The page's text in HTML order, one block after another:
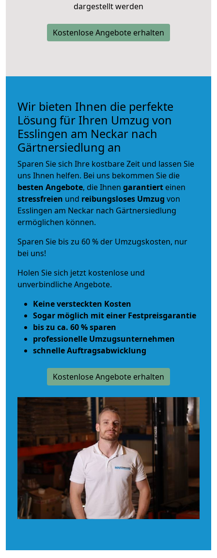
dargestellt werden
Kostenlose Angebote erhalten
Wir bieten Ihnen die perfekte
Lösung für Ihren Umzug von
Esslingen am Neckar nach
Gärtnersiedlung an
Sparen Sie sich Ihre kostbare Zeit und lassen Sie
uns Ihnen helfen. Bei uns bekommen Sie die
besten Angebote, die Ihnen garantiert einen
stressfreien und reibungsloses Umzug von
Esslingen am Neckar nach Gärtnersiedlung
ermöglichen können.
Sparen Sie bis zu 60 % der Umzugskosten, nur
bei uns!
Holen Sie sich jetzt kostenlose und
unverbindliche Angebote.
Keine versteckten Kosten
Sogar möglich mit einer Festpreisgarantie
bis zu ca. 60 % sparen
professionelle Umzugsunternehmen
schnelle Auftragsabwicklung
Kostenlose Angebote erhalten